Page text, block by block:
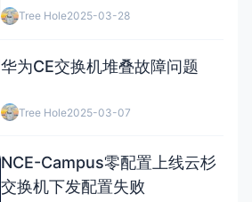
Tree Hole2025-03-28
华为CE交换机堆叠故障问题
Tree Hole2025-03-07
NCE-Campus零配置上线云杉
交换机下发配置失败